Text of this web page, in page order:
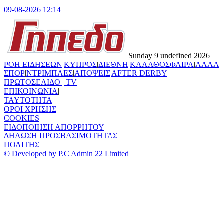
09-08-2026 12:14
Sunday 9 undefined 2026
ΡΟΗ ΕΙΔΗΣΕΩΝ|ΚΥΠΡΟΣ|ΔΙΕΘΝΗ|ΚΑΛΑΘΟΣΦΑΙΡΑ|ΑΛΛΑ
ΣΠΟΡ|ΝΤΡΙΜΠΛΕΣ|ΑΠΟΨΕΙΣ|AFTER DERBY|
ΠΡΩΤΟΣΕΛΙΔΟ | TV
ΕΠΙΚΟΙΝΩΝΙΑ|
TAYTOTHTA|
ΟΡΟΙ ΧΡΗΣΗΣ|
COOKIES|
ΕΙΔΟΠΟΙΗΣΗ ΑΠΟΡΡΗΤΟΥ|
ΔΗΛΩΣΗ ΠΡΟΣΒΑΣΙΜΟΤΗΤΑΣ|
ΠΟΛΙΤΗΣ
© Developed by P.C Admin 22 Limited